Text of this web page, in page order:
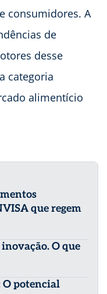
consumidores. A
de
desse
categoria
alimentício
que regem
O que
O potencial